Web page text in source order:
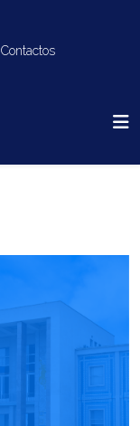
Contactos